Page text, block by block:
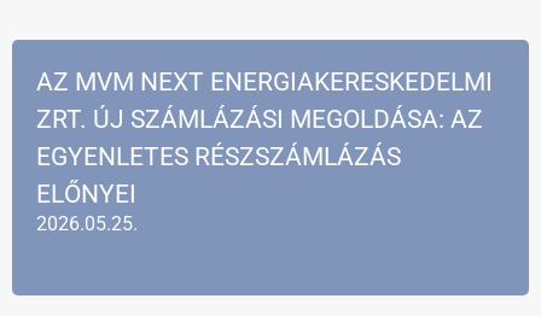
2026.05.25.
AZ MVM NEXT ENERGIAKERESKEDELMI
ZRT. ÚJ SZÁMLÁZÁSI MEGOLDÁSA: AZ
EGYENLETES RÉSZSZÁMLÁZÁS
ELŐNYEI